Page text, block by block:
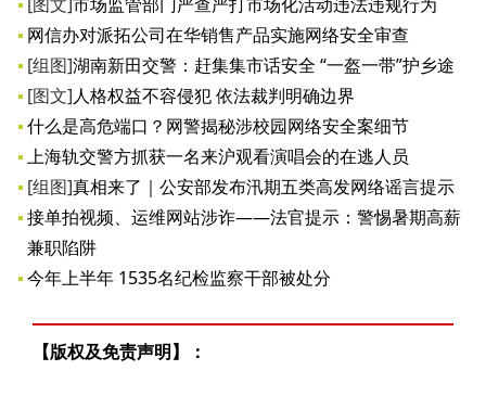
网信办对派拓公司在华销售产品实施网络安全审查
[组图]湖南新田交警：赶集集市话安全 “一盔一带”护乡途
[图文]人格权益不容侵犯 依法裁判明确边界
什么是高危端口？网警揭秘涉校园网络安全案细节
上海轨交警方抓获一名来沪观看演唱会的在逃人员
[组图]真相来了｜公安部发布汛期五类高发网络谣言提示
接单拍视频、运维网站涉诈——法官提示：警惕暑期高薪
兼职陷阱
今年上半年 1535名纪检监察干部被处分
【版权及免责声明】：